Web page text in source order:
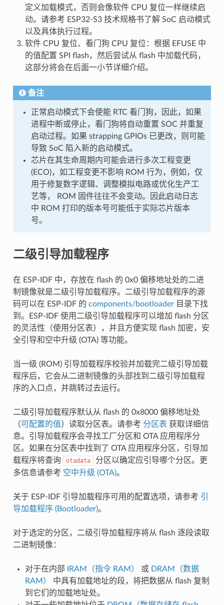
定义加载模式，否则会像软件 CPU 复位一样继续启
动。请参考 ESP32-S3 技术规格书了解 SoC 启动模式
以及具体执行过程。
软件 CPU 复位、看门狗 CPU 复位：根据 EFUSE 中
的值配置 SPI flash，然后尝试从 flash 中加载代码，
这部分将会在后面一小节详细介绍。
备注
正常启动模式下会使能 RTC 看门狗，因此，如果
进程中断或停止，看门狗将自动重置 SOC 并重复
启动过程。如果 strapping GPIOs 已更改，则可能
导致 SoC 陷入新的启动模式。
芯片在其生命周期内可能会进行多次工程变更
(ECO)，如工程变更不影响 ROM 行为，例如，仅
用于修复数字逻辑、调整模拟电路或优化生产工
艺等， ROM 固件往往不会变动。因此启动日志
中 ROM 打印的版本号可能低于实际芯片版本
号。
二级引导加载程序
在 ESP-IDF 中，存放在 flash 的 0x0 偏移地址处的二进
制镜像就是二级引导加载程序。二级引导加载程序的源
码可以在 ESP-IDF 的 components/bootloader目录下找
到。ESP-IDF 使用二级引导加载程序可以增加 flash 分区
的灵活性（使用分区表），并且方便实现 flash 加密，安
全引导和空中升级 (OTA) 等功能。
当一级 (ROM) 引导加载程序校验并加载完二级引导加载
程序后，它会从二进制镜像的头部找到二级引导加载程
序的入口点，并跳转过去运行。
二级引导加载程序默认从 flash 的 0x8000 偏移地址处
（ 可配置的值 ）读取分区表。请参考 分区表 获取详细信
息。引导加载程序会寻找工厂分区和 OTA 应用程序分
区。如果在分区表中找到了 OTA 应用程序分区，引导加
载程序将查询
otadata
分区以确定应引导哪个分区。更
多信息请参考 空中升级 (OTA)。
关于 ESP-IDF 引导加载程序可用的配置选项，请参考 引
导加载程序 (Bootloader)。
对于选定的分区，二级引导加载程序将从 flash 逐段读取
二进制镜像：
对于在内部 IRAM（指令 RAM） 或 DRAM（数据
RAM）
中具有加载地址的段，将把数据从 flash 复制
到它们的加载地址处。